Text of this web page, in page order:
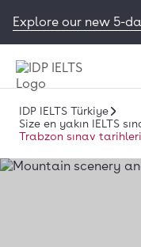
Explore our new 5-
IDP IELTS Türkiye
Size en yakın IELTS
Trabzon sınav tarihleri